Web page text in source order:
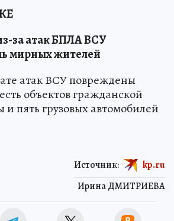
за атак БПЛА ВСУ
мирных жителей
атак ВСУ повреждены
объектов гражданской
и пять грузовых автомобилей
Ирина ДМИТРИЕВА
Источник: kp.ru